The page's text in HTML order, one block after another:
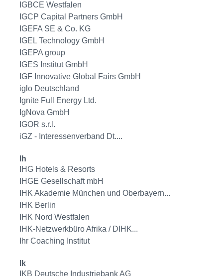
IGBCE Westfalen
IGCP Capital Partners GmbH
IGEFA SE & Co. KG
IGEL Technology GmbH
IGEPA group
IGES Institut GmbH
IGF Innovative Global Fairs GmbH
iglo Deutschland
Ignite Full Energy Ltd.
IgNova GmbH
IGOR s.r.l.
iGZ - Interessenverband Dt....
Ih
IHG Hotels & Resorts
IHGE Gesellschaft mbH
IHK Akademie München und Oberbayern...
IHK Berlin
IHK Nord Westfalen
IHK-Netzwerkbüro Afrika / DIHK...
Ihr Coaching Institut
Ik
IKB Deutsche Industriebank AG